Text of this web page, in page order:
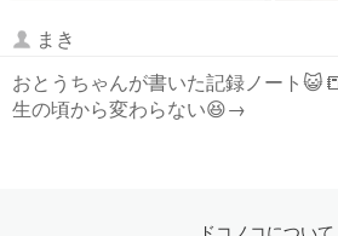
まき
おとうちゃんが書いた記録ノート
生の頃から変わらない😆→